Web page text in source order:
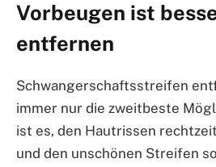
Vorbeugen ist
entfernen
Schwangerschaftsstreifen
immer nur die zweitbeste
ist es, den Hautrissen
und den unschönen Streifen